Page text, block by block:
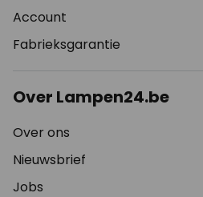
Account
Fabrieksgarantie
Over Lampen24.be
Over ons
Nieuwsbrief
Jobs